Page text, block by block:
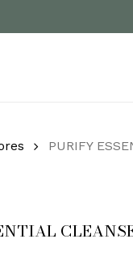
PURIFY